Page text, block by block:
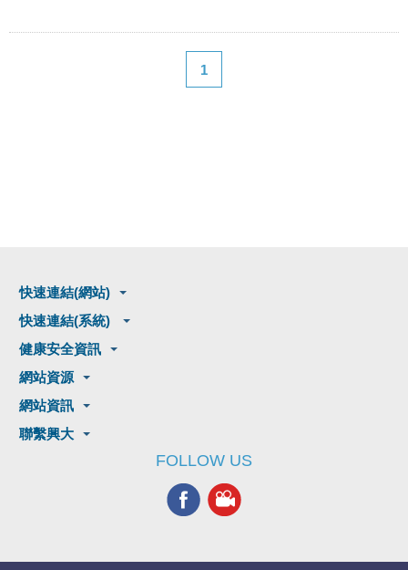
1
快速連結(網站)
快速連結(系統)
健康安全資訊
網站資源
網站資訊
聯繫興大
FOLLOW US